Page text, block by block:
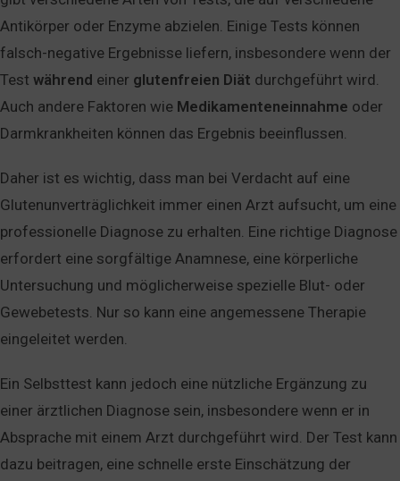
Antikörper oder Enzyme abzielen. Einige Tests können
falsch-negative Ergebnisse liefern, insbesondere wenn der
Test während einer glutenfreien Diät durchgeführt wird.
Auch andere Faktoren wie Medikamenteneinnahme oder
Darmkrankheiten können das Ergebnis beeinflussen.
Daher ist es wichtig, dass man bei Verdacht auf eine
Glutenunverträglichkeit immer einen Arzt aufsucht, um eine
professionelle Diagnose zu erhalten. Eine richtige Diagnose
erfordert eine sorgfältige Anamnese, eine körperliche
Untersuchung und möglicherweise spezielle Blut- oder
Gewebetests. Nur so kann eine angemessene Therapie
eingeleitet werden.
Ein Selbsttest kann jedoch eine nützliche Ergänzung zu
einer ärztlichen Diagnose sein, insbesondere wenn er in
Absprache mit einem Arzt durchgeführt wird. Der Test kann
dazu beitragen, eine schnelle erste Einschätzung der